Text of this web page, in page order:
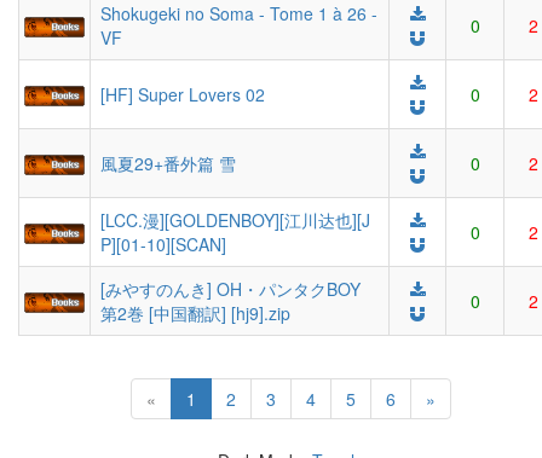
Shokugeki no Soma - Tome 1 à 26 -
VF
0 2
[HF] Super Lovers 02 0 2
風夏29+番外篇 雪 0 2
[LCC.漫][GOLDENBOY][江川达也][J
P][01-10][SCAN]
0 2
[みやすのんき] OH・パンタクBOY
第2巻 [中国翻訳] [hj9].zip
0 2
« 1 (current)
2 3 4 5 6 »